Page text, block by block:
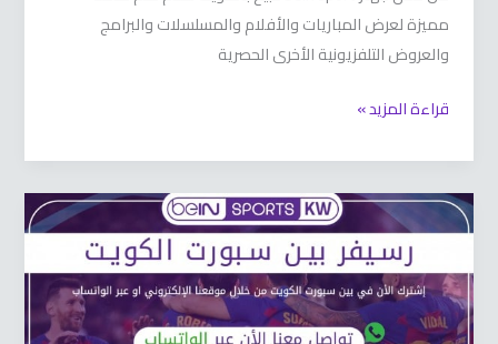
مميزة لعرض المباريات والأفلام والمسلسلات والبرامج
والعروض التلفزيونية الأخرى الحصرية
قراءة المزيد »
رسيفر
بين
سبورت
66633738
الكويت